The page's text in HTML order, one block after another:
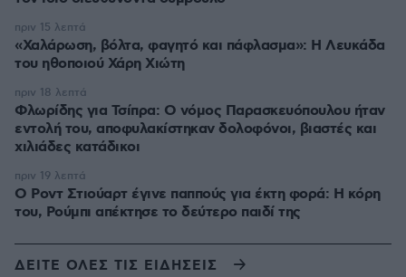
«Χαλάρωση, βόλτα, φαγητό και πάφλασμα»: Η Λευκάδα
του ηθοποιού Χάρη Χιώτη
πριν 15 λεπτά
Φλωρίδης για Τσίπρα: Ο νόμος Παρασκευόπουλου ήταν
εντολή του, αποφυλακίστηκαν δολοφόνοι, βιαστές και
χιλιάδες κατάδικοι
πριν 18 λεπτά
Ο Ροντ Στιούαρτ έγινε παππούς για έκτη φορά: Η κόρη
του, Ρούμπι απέκτησε το δεύτερο παιδί της
πριν 19 λεπτά
ΔΕΙΤΕ ΟΛΕΣ ΤΙΣ ΕΙΔΗΣΕΙΣ